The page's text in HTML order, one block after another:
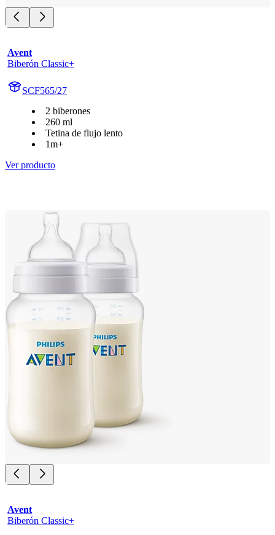
Avent
Biberón Classic+
SCF565/27
2 biberones
260 ml
Tetina de flujo lento
1m+
Ver producto
Avent
Biberón Classic+